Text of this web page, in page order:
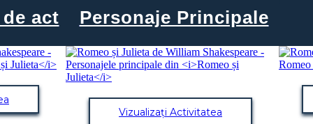
act Personaje Principale
Vizualizați Activitatea